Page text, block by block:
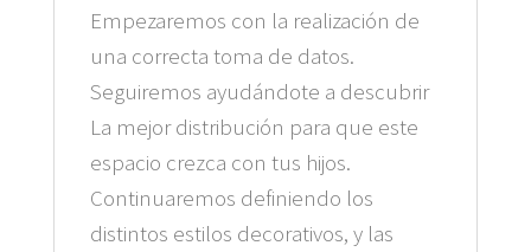
Empezaremos con la realización de
una correcta toma de datos.
Seguiremos ayudándote a descubrir
La mejor distribución para que este
espacio crezca con tus hijos.
Continuaremos definiendo los
distintos estilos decorativos, y las